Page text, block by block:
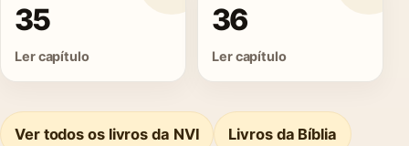
35
Ler capítulo
36
Ler capítulo
Ver todos os livros da NVI Livros da Bíblia